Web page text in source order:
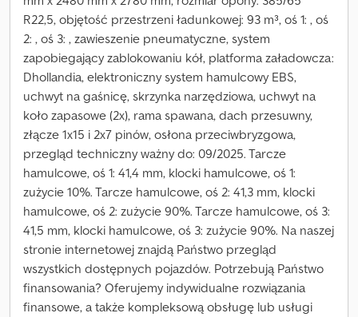
R22,5, objętość przestrzeni ładunkowej: 93 m³, oś 1: , oś
2: , oś 3: , zawieszenie pneumatyczne, system
zapobiegający zablokowaniu kół, platforma załadowcza:
Dhollandia, elektroniczny system hamulcowy EBS,
uchwyt na gaśnicę, skrzynka narzędziowa, uchwyt na
koło zapasowe (2x), rama spawana, dach przesuwny,
złącze 1x15 i 2x7 pinów, osłona przeciwbryzgowa,
przegląd techniczny ważny do: 09/2025. Tarcze
hamulcowe, oś 1: 41,4 mm, klocki hamulcowe, oś 1:
zużycie 10%. Tarcze hamulcowe, oś 2: 41,3 mm, klocki
hamulcowe, oś 2: zużycie 90%. Tarcze hamulcowe, oś 3:
41,5 mm, klocki hamulcowe, oś 3: zużycie 90%. Na naszej
stronie internetowej znajdą Państwo przegląd
wszystkich dostępnych pojazdów. Potrzebują Państwo
finansowania? Oferujemy indywidualne rozwiązania
finansowe, a także kompleksową obsługę lub usługi